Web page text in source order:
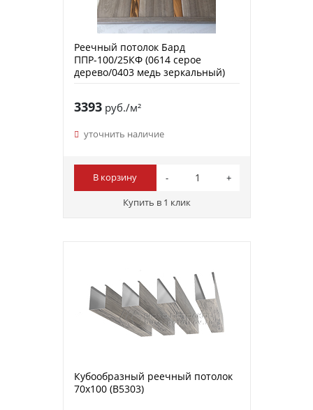
Реечный потолок Бард
ППР-100/25КФ (0614 серое
дерево/0403 медь зеркальный)
3393руб./м²
уточнить наличие
В корзину
Купить в 1 клик
Кубообразный реечный потолок
70х100 (B5303)